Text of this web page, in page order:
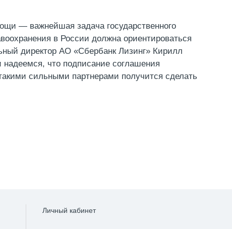
— важнейшая задача государственного
в России должна ориентироваться
директор АО «Сбербанк Лизинг» Кирилл
что подписание соглашения
сильными партнерами получится сделать
Личный кабинет